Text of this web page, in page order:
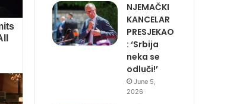
NJEMAČKI
KANCELAR
PRESJEKAO
: ‘Srbija
neka se
odluči!’
June 5,
2026